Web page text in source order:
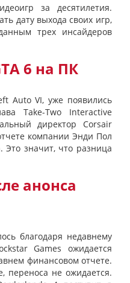
за десятилетия.
дату выхода своих игр,
трех инсайдеров
6 на ПК
Auto VI, уже появились
Take-Two Interactive
директор Corsair
компании Энди Пол
Это значит, что разница
анонса
благодаря недавнему
Games ожидается
финансовом отчете.
переноса не ожидается.